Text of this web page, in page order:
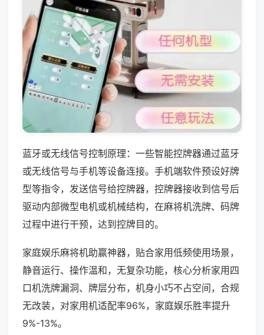
蓝牙或无线信号控制原理：一些智能控牌器通过蓝牙
或无线信号与手机等设备连接。手机端软件预设好牌
型等指令，发送信号给控牌器，控牌器接收到信号后
驱动内部微型电机或机械结构，在麻将机洗牌、码牌
过程中进行干预，达到控牌目的。
家庭娱乐麻将机助赢神器，贴合家用低频使用场景，
静音运行、操作温和，无复杂功能，核心分析家用四
口机洗牌漏洞、牌层分布，机身小巧不占空间，合规
无改装，对家用机适配率96%，家庭娱乐胜率提升
9%-13%。